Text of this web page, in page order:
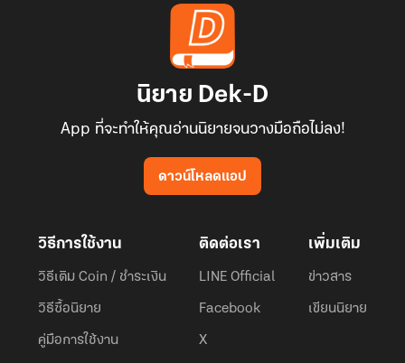
นิยาย Dek-D
App ที่จะทำให้คุณอ่านนิยายจนวางมือถือไม่ลง!
ดาวน์โหลดแอป
วิธีการใช้งาน
วิธีเติม Coin / ชำระเงิน
วิธีซื้อนิยาย
คู่มือการใช้งาน
ติดต่อเรา
LINE Official
Facebook
X
เพิ่มเติม
ข่าวสาร
เขียนนิยาย